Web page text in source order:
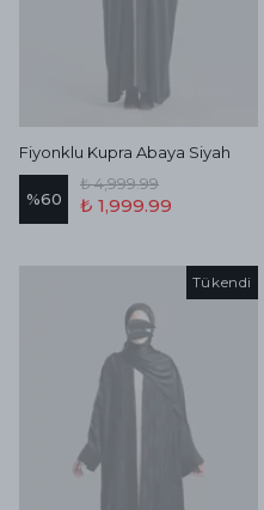
Fiyonklu Kupra Abaya Siyah
%60
₺ 4,999.99
₺ 1,999.99
Tükendi